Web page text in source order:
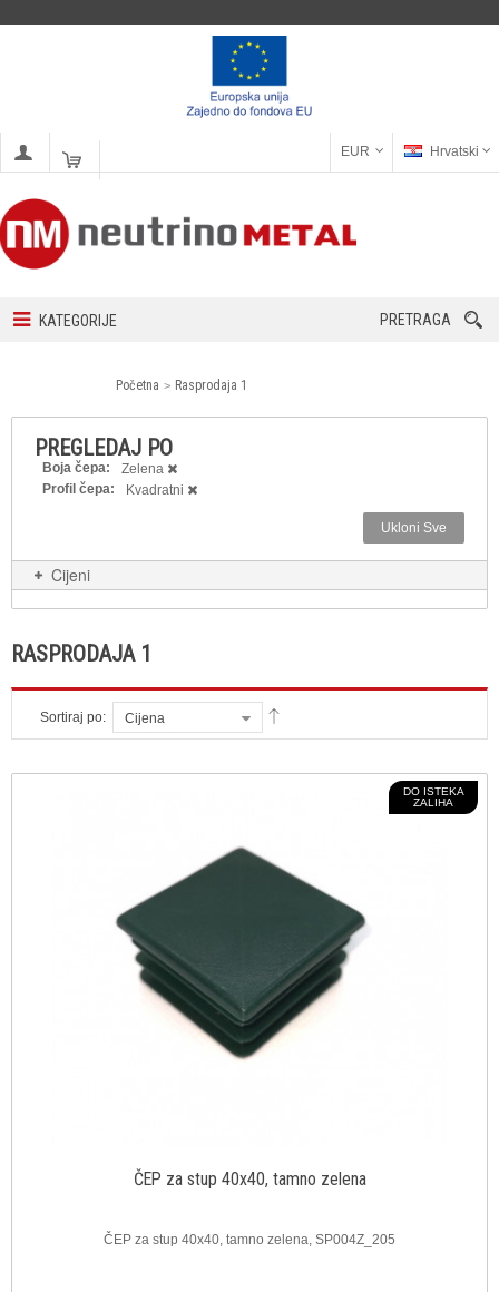
EUR Hrvatski
KATEGORIJE PRETRAGA
Početna Rasprodaja 1
PREGLEDAJ PO
Boja čepa:
Zelena
Profil čepa:
Kvadratni
Ukloni Sve
Cijeni
RASPRODAJA 1
Sortiraj po: Cijena
DO ISTEKA
ZALIHA
ČEP za stup 40x40, tamno zelena
ČEP za stup 40x40, tamno zelena, SP004Z_205